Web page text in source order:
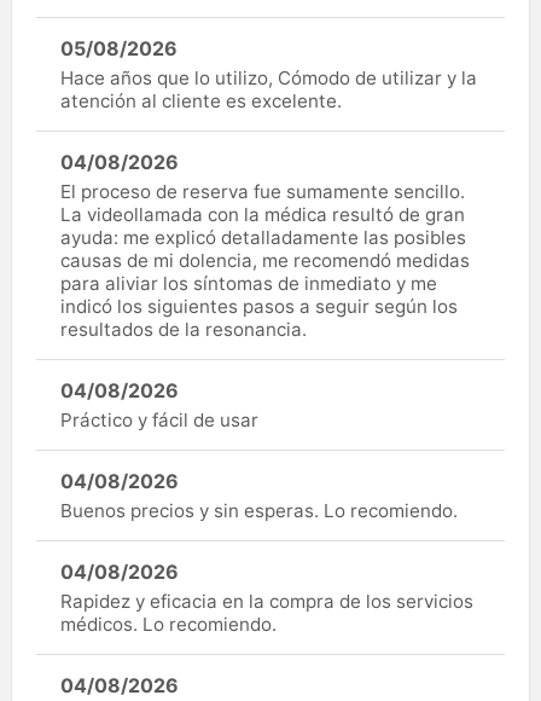
05/08/2026
Hace años que lo utilizo, Cómodo de utilizar y la
atención al cliente es excelente.
04/08/2026
El proceso de reserva fue sumamente sencillo.
La videollamada con la médica resultó de gran
ayuda: me explicó detalladamente las posibles
causas de mi dolencia, me recomendó medidas
para aliviar los síntomas de inmediato y me
indicó los siguientes pasos a seguir según los
resultados de la resonancia.
04/08/2026
Práctico y fácil de usar
04/08/2026
Buenos precios y sin esperas. Lo recomiendo.
04/08/2026
Rapidez y eficacia en la compra de los servicios
médicos. Lo recomiendo.
04/08/2026